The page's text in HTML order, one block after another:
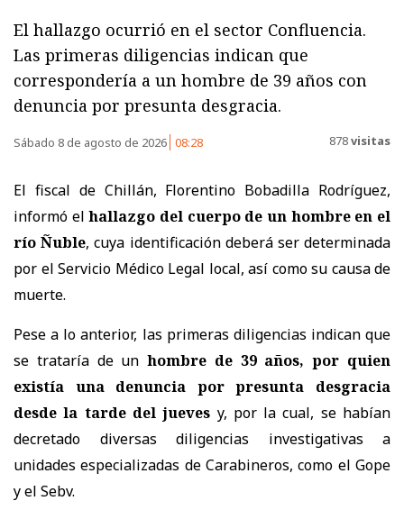
El hallazgo ocurrió en el sector Confluencia.
Las primeras diligencias indican que
correspondería a un hombre de 39 años con
denuncia por presunta desgracia.
Sábado 8 de agosto de 2026 08:28 878visitas
El fiscal de Chillán, Florentino Bobadilla Rodríguez,
informó elhallazgo del cuerpo de un hombre en el
río Ñuble, cuya identificación deberá ser determinada
por el Servicio Médico Legal local, así como su causa de
muerte.
Pese a lo anterior, las primeras diligencias indican que
se trataría de unhombre de 39 años, por quien
existía una denuncia por presunta desgracia
desde la tarde del jueves y, por la cual, se habían
decretado diversas diligencias investigativas a
unidades especializadas de Carabineros, como el Gope
y el Sebv.